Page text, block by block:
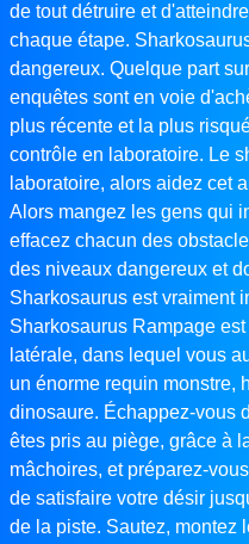
de tout détruire et
chaque étape.
dangereux. Quelque part
enquêtes sont en voie
plus récente et la plus
contrôle en laboratoire. Le
laboratoire, alors aidez cet
Alors mangez les gens qui
effacez chacun des
des niveaux dangereux et
Sharkosaurus est vraiment
Sharkosaurus Rampage
latérale, dans lequel vous
un énorme requin monstre,
dinosaure. Échappez-vous
êtes pris au piège, grâce à
mâchoires, et préparez-
de satisfaire votre désir
de la piste. Sautez, montez